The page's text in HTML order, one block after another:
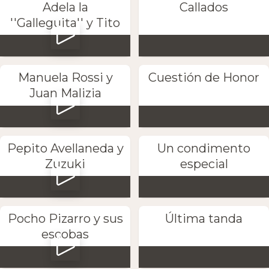
Adela la
''Galleguita'' y Tito
Callados
Manuela Rossi y
Juan Malizia
Cuestión de Honor
Pepito Avellaneda y
Zuzuki
Un condimento
especial
Pocho Pizarro y sus
escobas
Última tanda